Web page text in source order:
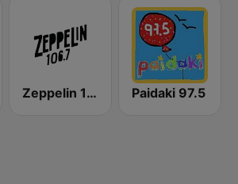
Zeppelin 106.7 FM Paidaki 97.5